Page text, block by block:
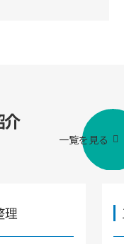
一覧を見る
理